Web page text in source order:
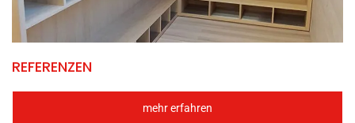
REFERENZEN
mehr erfahren